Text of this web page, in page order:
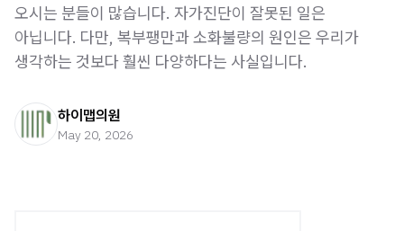
오시는 분들이 많습니다. 자가진단이 잘못된 일은
아닙니다. 다만, 복부팽만과 소화불량의 원인은 우리가
생각하는 것보다 훨씬 다양하다는 사실입니다.
하이맵의원
May 20, 2026